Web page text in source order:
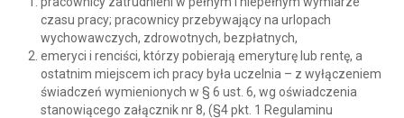
czasu pracy; pracownicy przebywający na urlopach
wychowawczych, zdrowotnych, bezpłatnych,
emeryci i renciści, którzy pobierają emeryturę lub rentę, a
ostatnim miejscem ich pracy była uczelnia – z wyłączeniem
świadczeń wymienionych w § 6 ust. 6, wg oświadczenia
stanowiącego załącznik nr 8, (§4 pkt. 1 Regulaminu